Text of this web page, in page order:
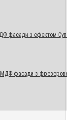
фасади з ефектом
МДФ фасади з